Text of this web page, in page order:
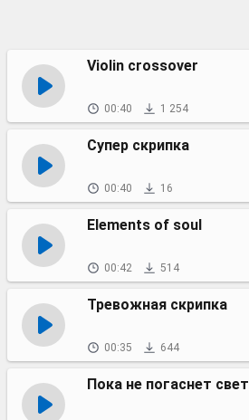
Violin crossover
00:40 1 254
Супер скрипка
00:40 16
Elements of soul
00:42 514
Тревожная скрипка
00:35 644
Пока не погаснет свет